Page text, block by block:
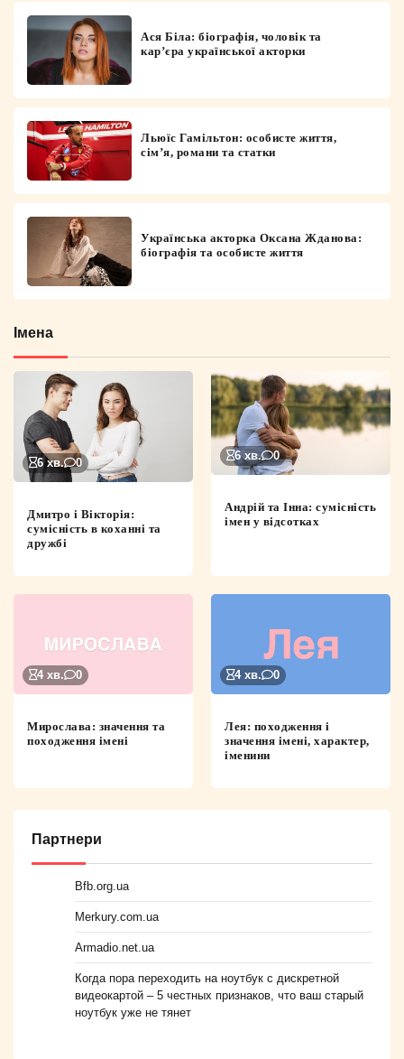
Ася Біла: біографія, чоловік та
кар’єра української акторки
Льюїс Гамільтон: особисте життя,
сім’я, романи та статки
Українська акторка Оксана Жданова:
біографія та особисте життя
Імена
6 хв. 0
Дмитро і Вікторія:
сумісність в коханні та
дружбі
6 хв. 0
Андрій та Інна: сумісність
імен у відсотках
4 хв. 0
Мирослава: значення та
походження імені
4 хв. 0
Лея: походження і
значення імені, характер,
іменини
Партнери
Bfb.org.ua
Merkury.com.ua
Armadio.net.ua
Когда пора переходить на ноутбук с дискретной
видеокартой – 5 честных признаков, что ваш старый
ноутбук уже не тянет